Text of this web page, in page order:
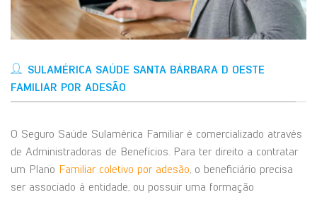
SULAMÉRICA SAÚDE SANTA BÁRBARA D OESTE
FAMILIAR POR ADESÃO
O Seguro Saúde Sulamérica Familiar é comercializado através
de Administradoras de Benefícios. Para ter direito a contratar
um Plano Familiar coletivo por adesão, o beneficiário precisa
ser associado à entidade, ou possuir uma formação